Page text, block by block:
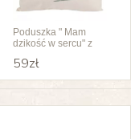
Poduszka " Mam
dzikość w sercu" z
59zł